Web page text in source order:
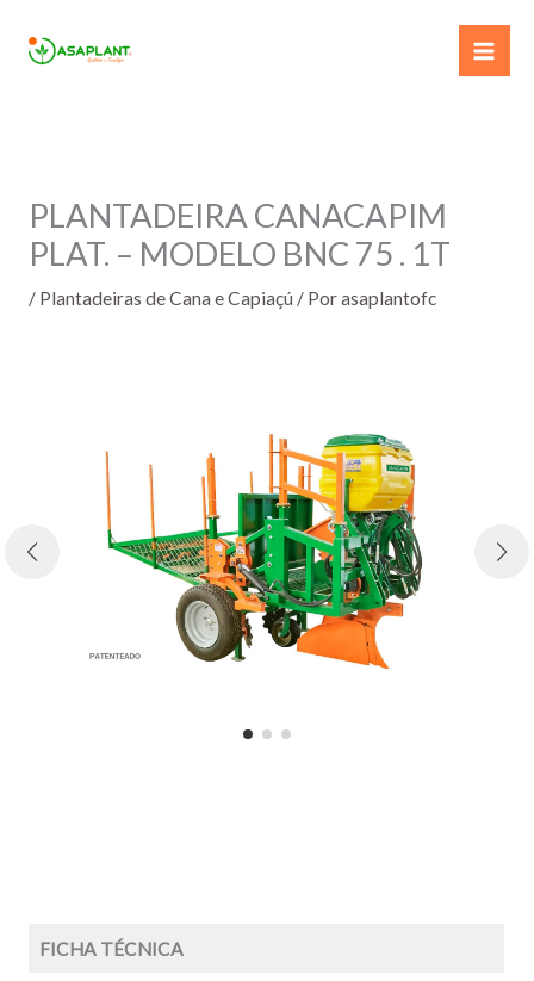
para
PLANTADEIRA CANACAPIM
PLAT. – MODELO BNC 75 . 1T
/ Plantadeiras de Cana e Capiaçú / Porasaplantofc
FICHA TÉCNICA